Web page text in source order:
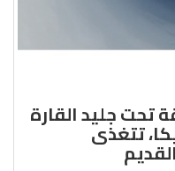
تحت جليد القارة
تتغذى